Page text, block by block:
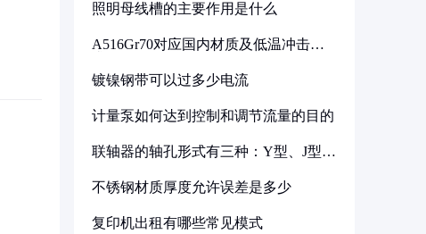
照明母线槽的主要作用是什么
A516Gr70对应国内材质及低温冲击要
镀镍钢带可以过多少电流
计量泵如何达到控制和调节流量的目的
联轴器的轴孔形式有三种：Y型、J型、
不锈钢材质厚度允许误差是多少
复印机出租有哪些常见模式